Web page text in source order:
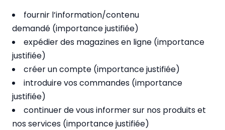
fournir l’information/contenu
demandé (importance justifiée)
expédier des magazines en ligne (importance
justifiée)
créer un compte (importance justifiée)
introduire vos commandes (importance
justifiée)
continuer de vous informer sur nos produits et
nos services (importance justifiée)